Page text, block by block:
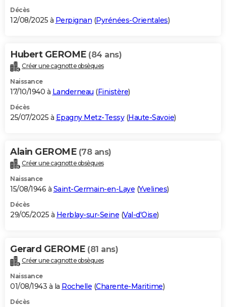
Décès
12/08/2025 à Perpignan (Pyrénées-Orientales)
Hubert GEROME (84 ans)
Créer une cagnotte obsèques
Naissance
17/10/1940 à Landerneau (Finistère)
Décès
25/07/2025 à Epagny Metz-Tessy(Haute-Savoie)
Alain GEROME (78 ans)
Créer une cagnotte obsèques
Naissance
15/08/1946 à Saint-Germain-en-Laye (Yvelines)
Décès
29/05/2025 à Herblay-sur-Seine (Val-d'Oise)
Gerard GEROME (81 ans)
Créer une cagnotte obsèques
Naissance
01/08/1943 à la Rochelle (Charente-Maritime)
Décès